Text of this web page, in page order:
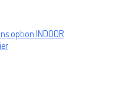
option INDOOR